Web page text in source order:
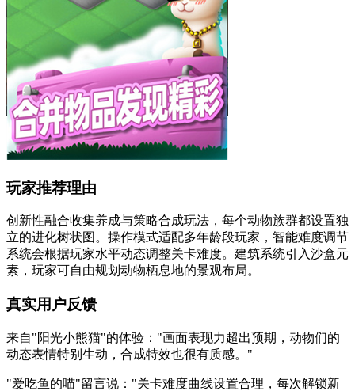
玩家推荐理由
创新性融合收集养成与策略合成玩法，每个动物族群都设置独
立的进化树状图。操作模式适配多年龄段玩家，智能难度调节
系统会根据玩家水平动态调整关卡难度。建筑系统引入沙盒元
素，玩家可自由规划动物栖息地的景观布局。
真实用户反馈
来自"阳光小熊猫"的体验："画面表现力超出预期，动物们的
动态表情特别生动，合成特效也很有质感。"
"爱吃鱼的喵"留言说："关卡难度曲线设置合理，每次解锁新